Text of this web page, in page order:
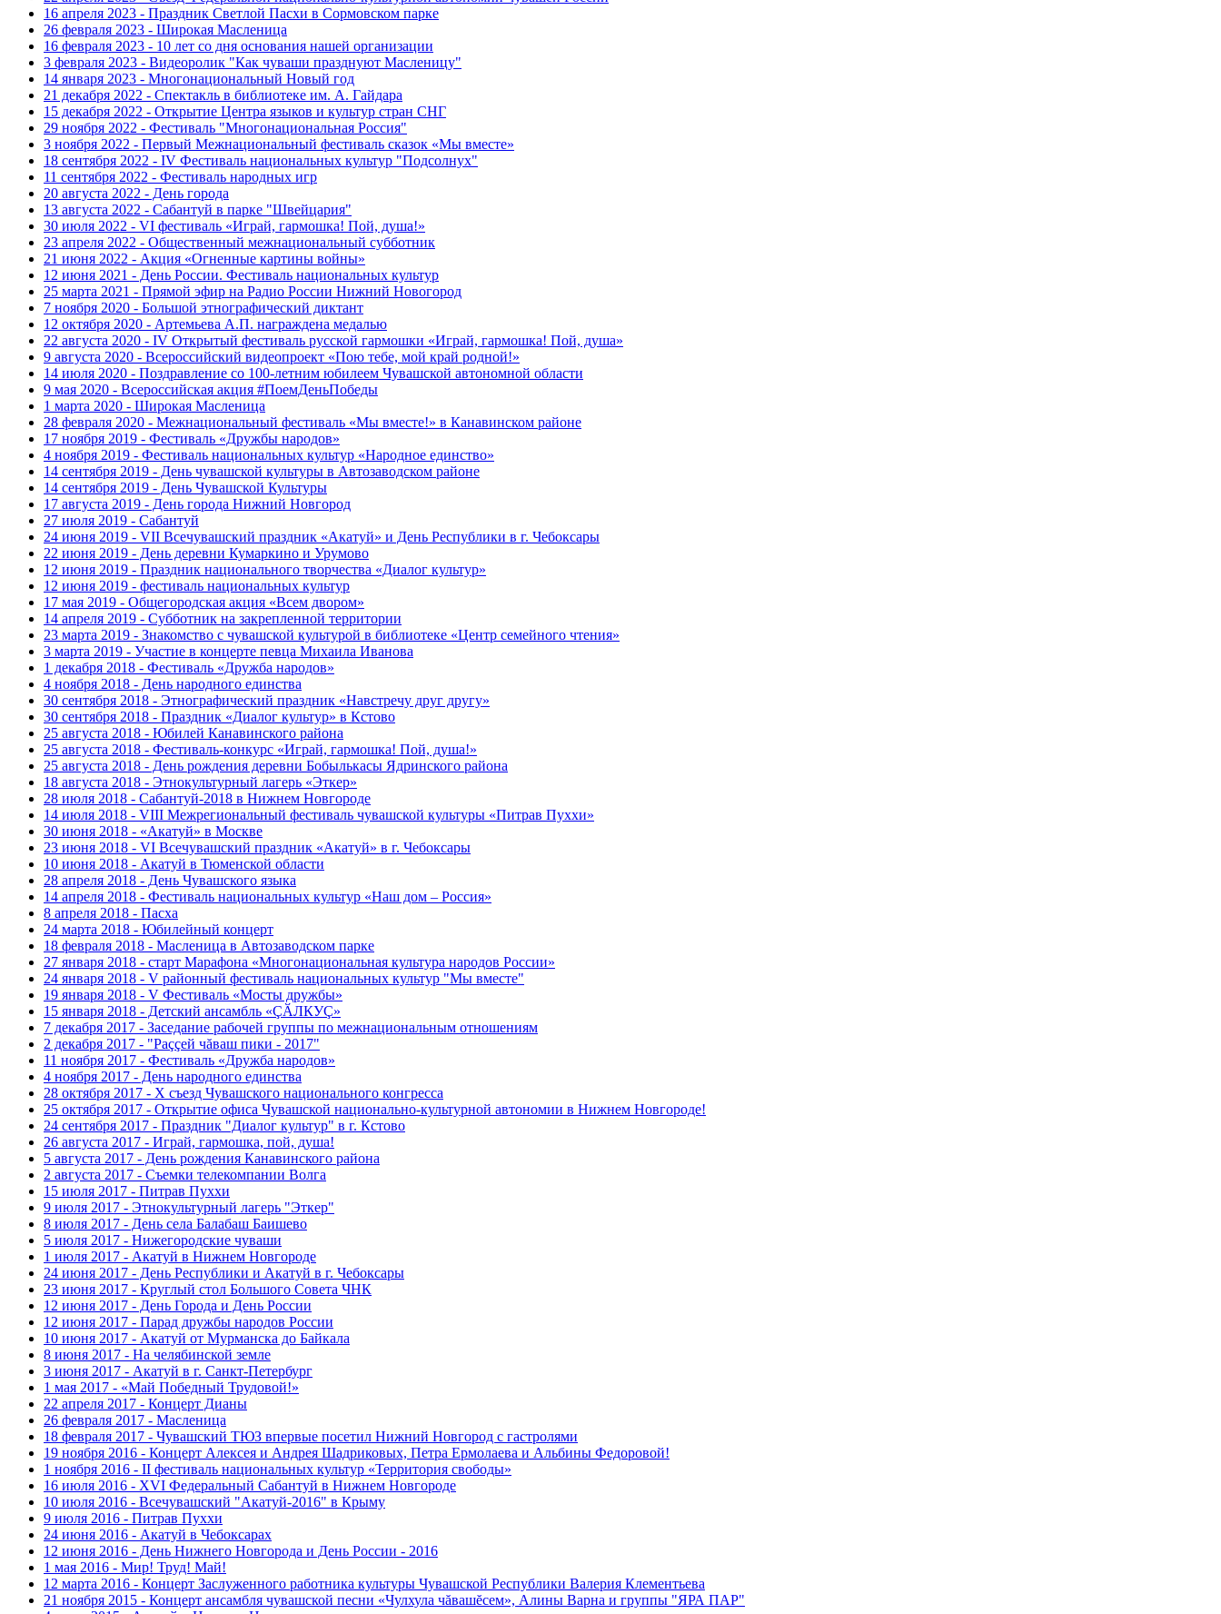
16 апреля 2023 - Праздник Светлой Пасхи в Сормовском парке
26 февраля 2023 - Широкая Масленица
16 февраля 2023 - 10 лет со дня основания нашей организации
3 февраля 2023 - Видеоролик "Как чуваши празднуют Масленицу"
14 января 2023 - Многонациональный Новый год
21 декабря 2022 - Спектакль в библиотеке им. А. Гайдара
15 декабря 2022 - Открытие Центра языков и культур стран СНГ
29 ноября 2022 - Фестиваль "Многонациональная Россия"
3 ноября 2022 - Первый Межнациональный фестиваль сказок «Мы вместе»
18 сентября 2022 - IV Фестиваль национальных культур "Подсолнух"
11 сентября 2022 - Фестиваль народных игр
20 августа 2022 - День города
13 августа 2022 - Сабантуй в парке "Швейцария"
30 июля 2022 - VI фестиваль «Играй, гармошка! Пой, душа!»
23 апреля 2022 - Общественный межнациональный субботник
21 июня 2022 - Акция «Огненные картины войны»
12 июня 2021 - День России. Фестиваль национальных культур
25 марта 2021 - Прямой эфир на Радио России Нижний Новогород
7 ноября 2020 - Большой этнографический диктант
12 октября 2020 - Артемьева А.П. награждена медалью
22 августа 2020 - IV Открытый фестиваль русской гармошки «Играй, гармошка! Пой, душа»
9 августа 2020 - Всероссийский видеопроект «Пою тебе, мой край родной!»
14 июля 2020 - Поздравление со 100-летним юбилеем Чувашской автономной области
9 мая 2020 - Всероссийская акция #ПоемДеньПобеды
1 марта 2020 - Широкая Масленица
28 февраля 2020 - Межнациональный фестиваль «Мы вместе!» в Канавинском районе
17 ноября 2019 - Фестиваль «Дружбы народов»
4 ноября 2019 - Фестиваль национальных культур «Народное единство»
14 сентября 2019 - День чувашской культуры в Автозаводском районе
14 сентября 2019 - День Чувашской Культуры
17 августа 2019 - День города Нижний Новгород
27 июля 2019 - Сабантуй
24 июня 2019 - VII Всечувашский праздник «Акатуй» и День Республики в г. Чебоксары
22 июня 2019 - День деревни Кумаркино и Урумово
12 июня 2019 - Праздник национального творчества «Диалог культур»
12 июня 2019 - фестиваль национальных культур
17 мая 2019 - Общегородская акция «Всем двором»
14 апреля 2019 - Субботник на закрепленной территории
23 марта 2019 - Знакомство с чувашской культурой в библиотеке «Центр семейного чтения»
3 марта 2019 - Участие в концерте певца Михаила Иванова
1 декабря 2018 - Фестиваль «Дружба народов»
4 ноября 2018 - День народного единства
30 сентября 2018 - Этнографический праздник «Навстречу друг другу»
30 сентября 2018 - Праздник «Диалог культур» в Кстово
25 августа 2018 - Юбилей Канавинского района
25 августа 2018 - Фестиваль-конкурс «Играй, гармошка! Пой, душа!»
25 августа 2018 - День рождения деревни Бобылькасы Ядринского района
18 августа 2018 - Этнокультурный лагерь «Эткер»
28 июля 2018 - Сабантуй-2018 в Нижнем Новгороде
14 июля 2018 - VIII Межрегиональный фестиваль чувашской культуры «Питрав Пуххи»
30 июня 2018 - «Акатуй» в Москве
23 июня 2018 - VI Всечувашский праздник «Акатуй» в г. Чебоксары
10 июня 2018 - Акатуй в Тюменской области
28 апреля 2018 - День Чувашского языка
14 апреля 2018 - Фестиваль национальных культур «Наш дом – Россия»
8 апреля 2018 - Пасха
24 марта 2018 - Юбилейный концерт
18 февраля 2018 - Масленица в Автозаводском парке
27 января 2018 - старт Марафона «Многонациональная культура народов России»
24 января 2018 - V районный фестиваль национальных культур "Мы вместе"
19 января 2018 - V Фестиваль «Мосты дружбы»
15 января 2018 - Детский ансамбль «ÇӐЛКУÇ»
7 декабря 2017 - Заседание рабочей группы по межнациональным отношениям
2 декабря 2017 - "Раççей чăваш пики - 2017"
11 ноября 2017 - Фестиваль «Дружба народов»
4 ноября 2017 - День народного единства
28 октября 2017 - Х съезд Чувашского национального конгресса
25 октября 2017 - Открытие офиса Чувашской национально-культурной автономии в Нижнем Новгороде!
24 сентября 2017 - Праздник "Диалог культур" в г. Кстово
26 августа 2017 - Играй, гармошка, пой, душа!
5 августа 2017 - День рождения Канавинского района
2 августа 2017 - Съемки телекомпании Волга
15 июля 2017 - Питрав Пуххи
9 июля 2017 - Этнокультурный лагерь "Эткер"
8 июля 2017 - День села Балабаш Баишево
5 июля 2017 - Нижегородские чуваши
1 июля 2017 - Акатуй в Нижнем Новгороде
24 июня 2017 - День Республики и Акатуй в г. Чебоксары
23 июня 2017 - Круглый стол Большого Совета ЧНК
12 июня 2017 - День Города и День России
12 июня 2017 - Парад дружбы народов России
10 июня 2017 - Акатуй от Мурманска до Байкала
8 июня 2017 - На челябинской земле
3 июня 2017 - Акатуй в г. Санкт-Петербург
1 мая 2017 - «Май Победный Трудовой!»
22 апреля 2017 - Концерт Дианы
26 февраля 2017 - Масленица
18 февраля 2017 - Чувашский ТЮЗ впервые посетил Нижний Новгород с гастролями
19 ноября 2016 - Концерт Алексея и Андрея Шадриковых, Петра Ермолаева и Альбины Федоровой!
1 ноября 2016 - II фестиваль национальных культур «Территория свободы»
16 июля 2016 - XVI Федеральный Сабантуй в Нижнем Новгороде
10 июля 2016 - Всечувашский "Акатуй-2016" в Крыму
9 июля 2016 - Питрав Пуххи
24 июня 2016 - Акатуй в Чебоксарах
12 июня 2016 - День Нижнего Новгорода и День России - 2016
1 мая 2016 - Мир! Труд! Май!
12 марта 2016 - Концерт Заслуженного работника культуры Чувашской Республики Валерия Клементьева
21 ноября 2015 - Концерт ансамбля чувашской песни «Чулхула чăвашĕсем», Алины Варна и группы "ЯРА ПАР"